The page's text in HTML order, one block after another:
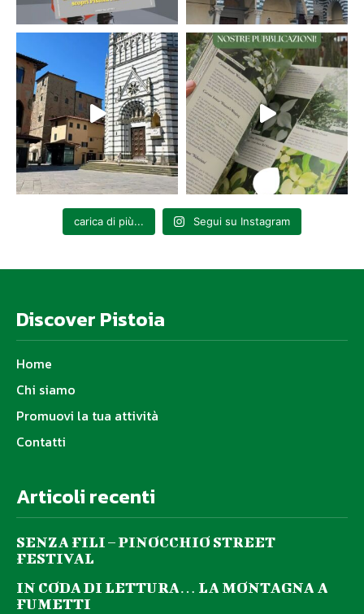
carica di più... Segui su Instagram
Discover Pistoia
Home
Chi siamo
Promuovi la tua attività
Contatti
Articoli recenti
SENZA FILI – PINOCCHIO STREET
FESTIVAL
IN CODA DI LETTURA… LA MONTAGNA A
FUMETTI